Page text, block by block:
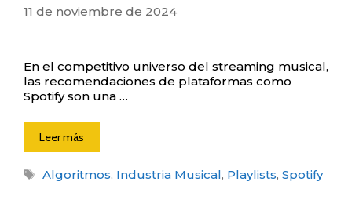
11 de noviembre de 2024
En el competitivo universo del streaming musical,
las recomendaciones de plataformas como
Spotify son una …
Leer más
Etiquetas
Algoritmos, Industria Musical, Playlists, Spotify